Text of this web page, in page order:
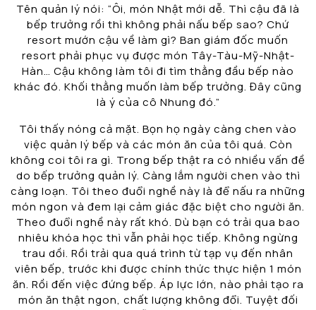
Tên quản lý nói: “Ôi, món Nhật mới dễ. Thì cậu đã là
bếp trưởng rồi thì không phải nấu bếp sao? Chứ
resort mướn cậu về làm gì? Ban giám đốc muốn
resort phải phục vụ được món Tây-Tàu-Mỹ-Nhật-
Hàn… Cậu không làm tôi đi tìm thằng đầu bếp nào
khác đó. Khối thằng muốn làm bếp trưởng. Đây cũng
là ý của cô Nhung đó.”
Tôi thấy nóng cả mặt. Bọn họ ngày càng chen vào
việc quản lý bếp và các món ăn của tôi quá. Còn
không coi tôi ra gì. Trong bếp thật ra có nhiều vấn đề
do bếp trưởng quản lý. Càng lắm người chen vào thì
càng loạn. Tôi theo đuổi nghề này là để nấu ra những
món ngon và đem lại cảm giác đặc biệt cho người ăn.
Theo đuổi nghề này rất khó. Dù bạn có trải qua bao
nhiêu khóa học thì vẫn phải học tiếp. Không ngừng
trau dồi. Rồi trải qua quá trình từ tạp vụ đến nhân
viên bếp, trước khi được chính thức thực hiện 1 món
ăn. Rồi đến việc đứng bếp. Áp lực lớn, nào phải tạo ra
món ăn thật ngon, chất lượng không đổi. Tuyệt đối